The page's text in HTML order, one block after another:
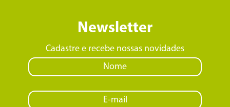
Newsletter
Cadastre e recebe nossas novidades